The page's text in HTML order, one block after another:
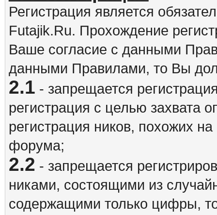
Регистрация является
Futajik.Ru. Прохождение
Ваше согласие с данными
данными Правилами, то Вы
2.1 - запрещается
регистрация с целью захвата
регистрация ников, похожих
форума;
2.2 - запрещается
никами, состоящими из
содержащими только цифры,